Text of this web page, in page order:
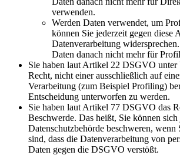
verwenden.
Werden Daten verwendet, um
können Sie jederzeit gegen diese
Datenverarbeitung
Daten danach nicht mehr für
Sie haben laut Artikel 22 DSGVO unter
Recht, nicht einer ausschließlich auf
Verarbeitung (zum Beispiel Profiling)
Entscheidung unterworfen zu werden.
Sie haben laut Artikel 77 DSGVO das
Beschwerde. Das heißt, Sie können
Datenschutzbehörde beschweren, wenn
sind, dass die Datenverarbeitung von
Daten gegen die DSGVO verstößt.